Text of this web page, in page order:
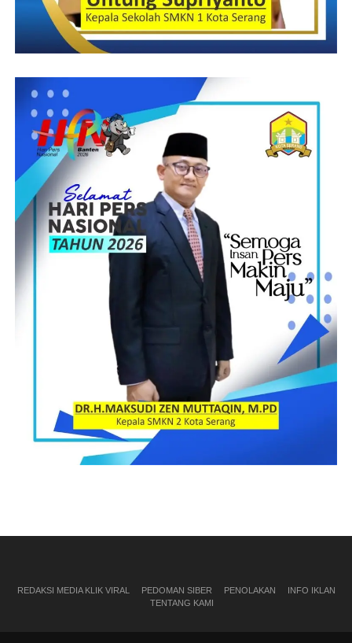
REDAKSI MEDIA KLIK VIRAL PEDOMAN SIBER PENOLAKAN
INFO IKLAN
TENTANG KAMI